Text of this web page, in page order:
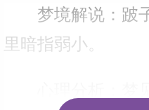
梦境解说：跛
里暗指弱小。